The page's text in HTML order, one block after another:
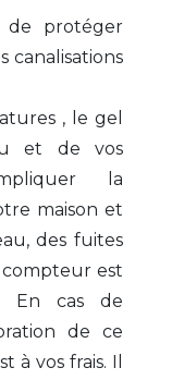
de protéger
canalisations
, le gel
et de vos
la
maison et
des fuites
compteur est
En cas de
de ce
à vos frais. Il